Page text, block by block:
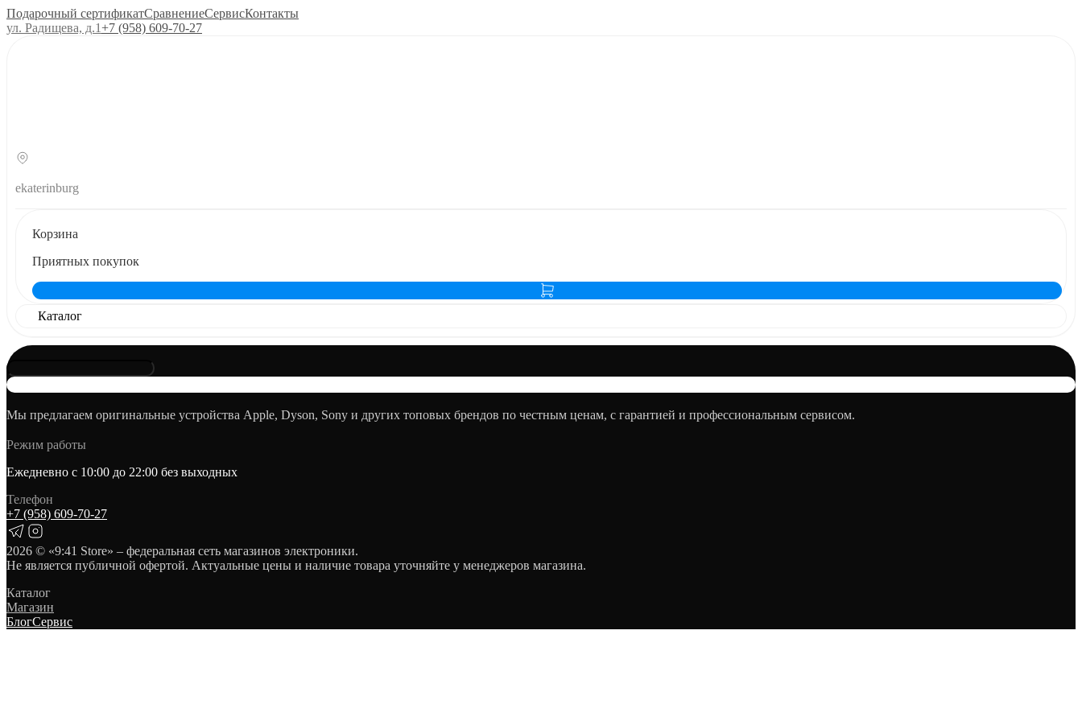
Подарочный сертификатСравнениеСервисКонтакты
ул. Радищева, д.1+7 (958) 609‑70‑27
ekaterinburg
Корзина
Приятных покупок
Каталог
Мы предлагаем оригинальные устройства Apple, Dyson, Sony и других топовых брендов по честным ценам, с гарантией и профессиональным сервисом.
Режим работы
Ежедневно с 10:00 до 22:00 без выходных
Телефон
+7 (958) 609‑70‑27
2026 © «9:41 Store» – федеральная сеть магазинов электроники.
Не является публичной офертой. Актуальные цены и наличие товара уточняйте у менеджеров магазина.
Каталог
Магазин
БлогСервис